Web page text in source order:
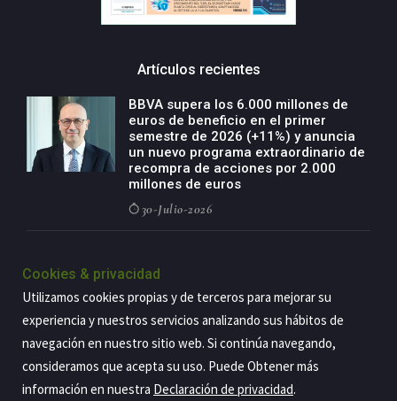
Artículos recientes
BBVA supera los 6.000 millones de
euros de beneficio en el primer
semestre de 2026 (+11%) y anuncia
un nuevo programa extraordinario de
recompra de acciones por 2.000
millones de euros
30-Julio-2026
negocio agro con un modelo global
de especialización presente en siete
países
29-Julio-2026
Cookies & privacidad
Utilizamos cookies propias y de terceros para mejorar su
experiencia y nuestros servicios analizando sus hábitos de
navegación en nuestro sitio web. Si continúa navegando,
consideramos que acepta su uso. Puede Obtener más
información en nuestra Declaración de privacidad.